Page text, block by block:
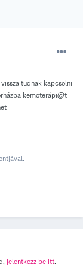
tudnak kapcsolni
kemoterápi@t
jelentkezz be itt.